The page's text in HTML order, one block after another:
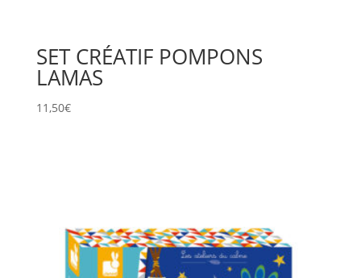
SET CRÉATIF POMPONS
LAMAS
11,50€